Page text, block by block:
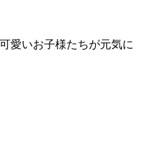
愛いお子様たちが元気に